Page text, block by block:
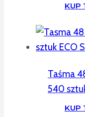
KUP
Taśma
540
KUP